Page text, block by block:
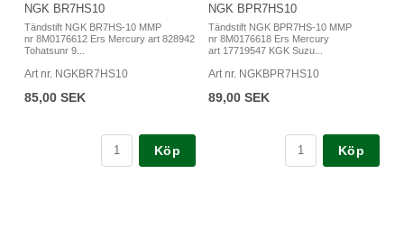
NGK BR7HS10
Tändstift NGK BR7HS-10 MMP
nr 8M0176612 Ers Mercury art 828942
Tohatsunr 9...
Art nr. NGKBR7HS10
85,00 SEK
Köp
NGK BPR7HS10
Tändstift NGK BPR7HS-10 MMP
nr 8M0176618 Ers Mercury
art 17719547 KGK Suzu...
Art nr. NGKBPR7HS10
89,00 SEK
Köp